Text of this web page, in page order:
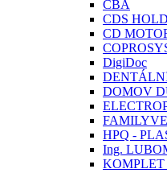
CBA
CDS
CD
DigiDoc
DOMOV
HPQ -
Ing.